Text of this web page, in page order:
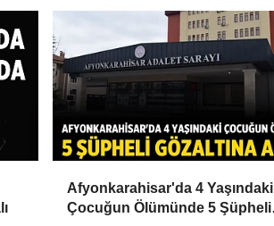
Afyonkarahisar'da 4 Yaşındaki
Çocuğun Ölümünde 5 Şüpheli